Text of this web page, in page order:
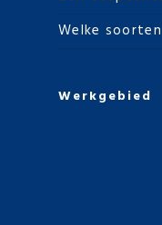
Welke
Werkgebied